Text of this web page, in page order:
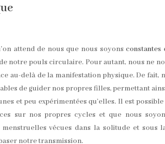
attend de nous que nous soyons constantes
notre pouls circulaire. Pour autant, nous ne
au-delà de la manifestation physique. De fait,
de guider nos propres filles, permettant
et peu expérimentées qu’elles. Il est
sur nos propres cycles et que nous
vécues dans la solitude et sous
notre transmission.